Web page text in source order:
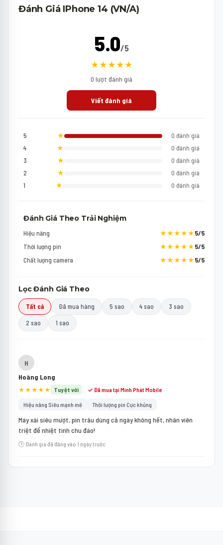
Đánh Giá IPhone 14 (VN/A)
5.0/5
★★★★★
0 lượt đánh giá
Viết đánh giá
5 ★
0 đánh giá
4
★
0 đánh giá
3
★
0 đánh giá
2
★
0 đánh giá
1
★ 0 đánh giá
Đánh Giá Theo Trải Nghiệm
Hiệu năng ★★★★★5/5
Thời lượng pin
★★★★★5/5
Chất lượng camera
★★★★★5/5
Lọc Đánh Giá Theo
Tất cả Đã mua hàng 5 sao 4 sao 3 sao
2 sao 1 sao
H
Hoàng Long
★★★★★ Tuyệt vời ✓ Đã mua tại Minh Phát Mobile
Hiệu năng Siêu mạnh mẽ Thời lượng pin Cực khủng
Máy xài siêu mượt, pin trâu dùng cả ngày không hết, nhân viên
triệt để nhiệt tình chu đáo!
🕒 Đánh giá đã đăng vào 1 ngày trước